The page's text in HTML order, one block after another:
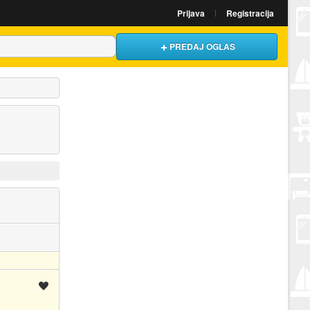
Prijava Registracija
PREDAJ OGLAS